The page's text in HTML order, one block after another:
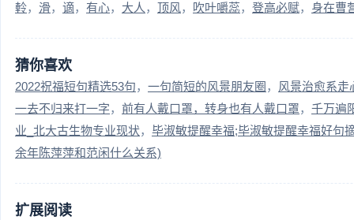
軨 滑 谪 有心 大人 顶风 吹叶嚼蕊 登高必赋 身在曹
猜你喜欢
2022祝福短句精选53句 一句简短的风景朋友圈
风景治愈系走
一去不归来打一字
前有人戴口罩，转身也有人戴口罩
千万遍
业_北大古生物专业现状
毕淑敏提醒幸福;毕淑敏提醒幸福好句
余年陈萍萍和范闲什么关系)
扩展阅读